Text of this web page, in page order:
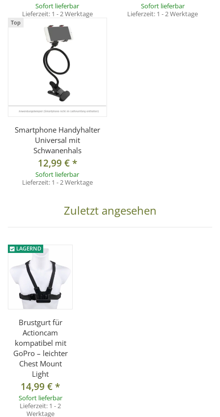
Sofort lieferbar
Lieferzeit: 1 - 2 Werktage
Sofort lieferbar
Lieferzeit: 1 - 2 Werktage
Top
Smartphone Handyhalter
Universal mit
Schwanenhals
12,99 €*
Sofort lieferbar
Lieferzeit: 1 - 2 Werktage
Zuletzt angesehen
LAGERND
Brustgurt für
Actioncam
kompatibel mit
GoPro – leichter
Chest Mount
Light
14,99 €*
Sofort lieferbar
Lieferzeit: 1 - 2
Werktage